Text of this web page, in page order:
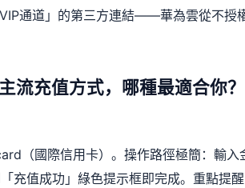
通道」的第三方連結——華為雲從不授
流充值方式，哪種最適合你？
（國際信用卡）。操作路徑極簡：輸
值成功」綠色提示框即完成。重點提醒